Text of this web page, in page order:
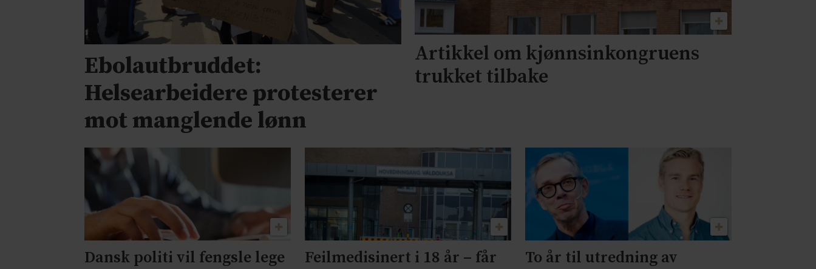
Ebolautbruddet:
Helsearbeidere protesterer
mot manglende lønn
Artikkel om kjønnsinkongruens
trukket tilbake
Dansk politi vil fengsle lege
Feilmedisinert i 18 år – får
To år til utredning av